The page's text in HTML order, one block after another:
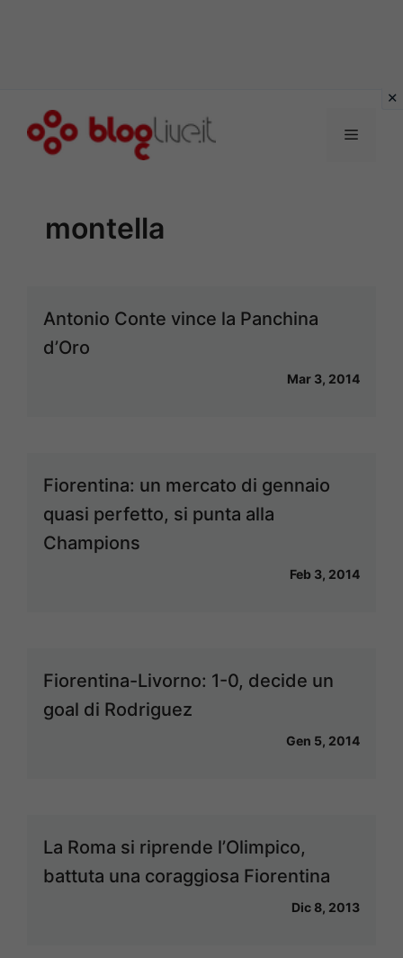
Menu
montella
Antonio Conte vince la Panchina
d’Oro
Mar 3, 2014
Fiorentina: un mercato di gennaio
quasi perfetto, si punta alla
Champions
Feb 3, 2014
Fiorentina-Livorno: 1-0, decide un
goal di Rodriguez
Gen 5, 2014
La Roma si riprende l’Olimpico,
battuta una coraggiosa Fiorentina
Dic 8, 2013